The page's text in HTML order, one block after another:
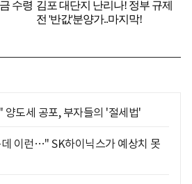
양도세 공포, 부자들의 '절세법'
이런…" SK하이닉스가 예상치 못